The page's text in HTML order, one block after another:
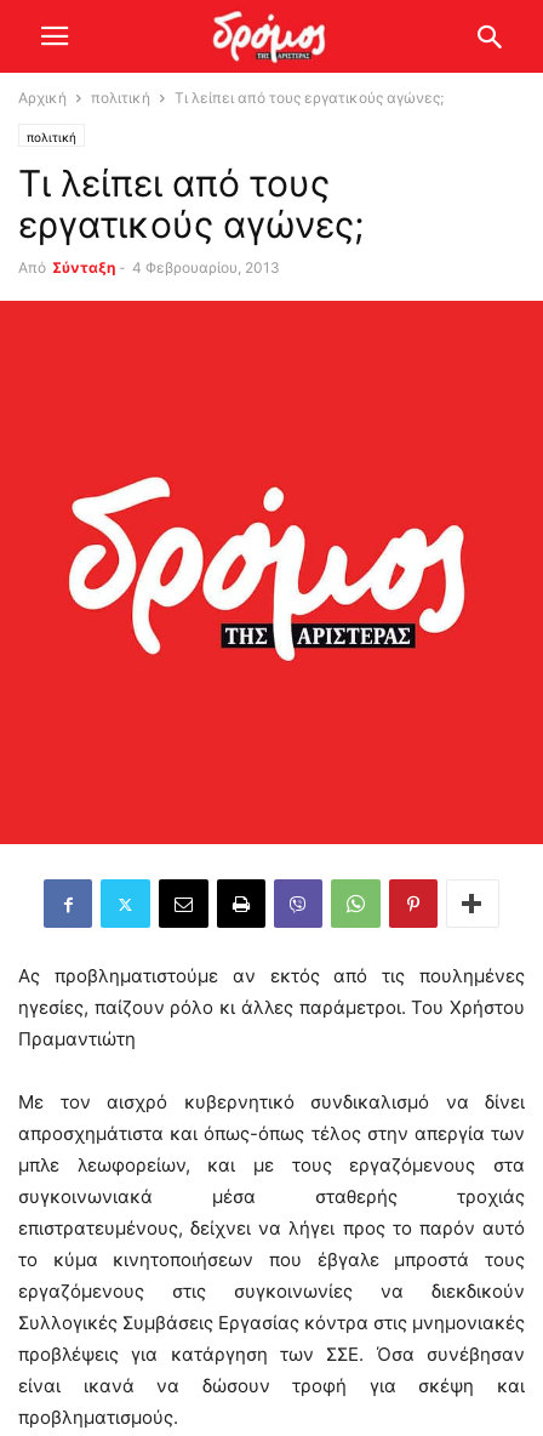
Αρχική πολιτική Τι λείπει από τους εργατικούς αγώνες;
πολιτική
Τι λείπει από τους
εργατικούς αγώνες;
Από Σύνταξη - 4 Φεβρουαρίου, 2013
Ας προβληματιστούμε αν εκτός από τις πουλημένες
ηγεσίες, παίζουν ρόλο κι άλλες παράμετροι. Του Χρήστου
Πραμαντιώτη
Με τον αισχρό κυβερνητικό συνδικαλισμό να δίνει
απροσχημάτιστα και όπως-όπως τέλος στην απεργία των
μπλε λεωφορείων, και με τους εργαζόμενους στα
συγκοινωνιακά μέσα σταθερής τροχιάς
επιστρατευμένους, δείχνει να λήγει προς το παρόν αυτό
το κύμα κινητοποιήσεων που έβγαλε μπροστά τους
εργαζόμενους στις συγκοινωνίες να διεκδικούν
Συλλογικές Συμβάσεις Εργασίας κόντρα στις μνημονιακές
προβλέψεις για κατάργηση των ΣΣΕ. Όσα συνέβησαν
είναι ικανά να δώσουν τροφή για σκέψη και
προβληματισμούς.